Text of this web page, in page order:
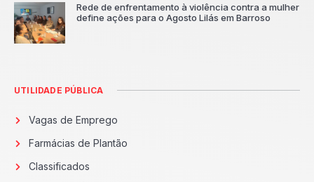
Rede de enfrentamento à violência contra a mulher
define ações para o Agosto Lilás em Barroso
UTILIDADE PÚBLICA
Vagas de Emprego
Farmácias de Plantão
Classificados